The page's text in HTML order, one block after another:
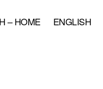
– HOME ENGLISH